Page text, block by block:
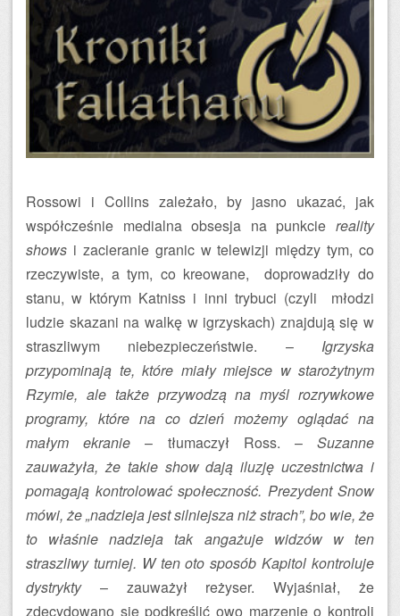
Rossowi i Collins zależało, by jasno ukazać, jak
współcześnie medialna obsesja na punkcie reality
shows i zacieranie granic w telewizji między tym, co
rzeczywiste, a tym, co kreowane, doprowadziły do
stanu, w którym Katniss i inni trybuci (czyli młodzi
ludzie skazani na walkę w igrzyskach) znajdują się w
straszliwym niebezpieczeństwie. – Igrzyska
przypominają te, które miały miejsce w starożytnym
Rzymie, ale także przywodzą na myśl rozrywkowe
programy, które na co dzień możemy oglądać na
małym ekranie – tłumaczył Ross. –Suzanne
zauważyła, że takie show dają iluzję uczestnictwa i
pomagają kontrolować społeczność. Prezydent Snow
mówi, że „nadzieja jest silniejsza niż strach”, bo wie, że
to właśnie nadzieja tak angażuje widzów w ten
straszliwy turniej. W ten oto sposób Kapitol kontroluje
dystrykty– zauważył reżyser. Wyjaśniał, że
zdecydowano się podkreślić owo marzenie o kontroli